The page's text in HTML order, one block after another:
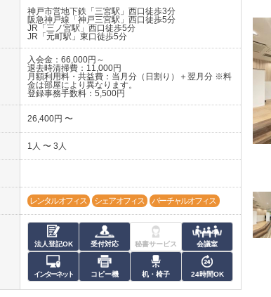
神戸市営地下鉄「三宮駅」西口徒歩3分
阪急神戸線「神戸三宮駅」西口徒歩5分
JR「三ノ宮駅」西口徒歩5分
JR「元町駅」東口徒歩5分
入会金：66,000円～
退去時清掃費：11,000円
月額利用料・共益費：当月分（日割り）＋翌月分 ※料
金は部屋により異なります。
登録事務手数料：5,500円
26,400円 〜
1人 〜 3人
レンタルオフィス シェアオフィス バーチャルオフィス
法人登記OK 受付対応 秘書サービス 会議室
インターネット コピー機 机・椅子 24時間OK